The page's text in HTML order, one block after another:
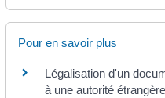
Pour en savoir plus
Légalisation d'un
à une autorité étrangère